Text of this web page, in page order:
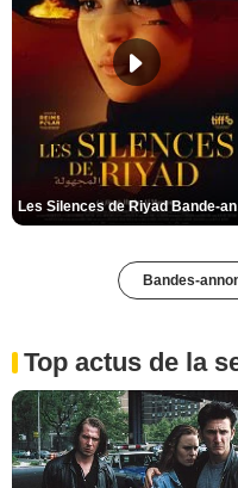
Bandes-
Top actus de la